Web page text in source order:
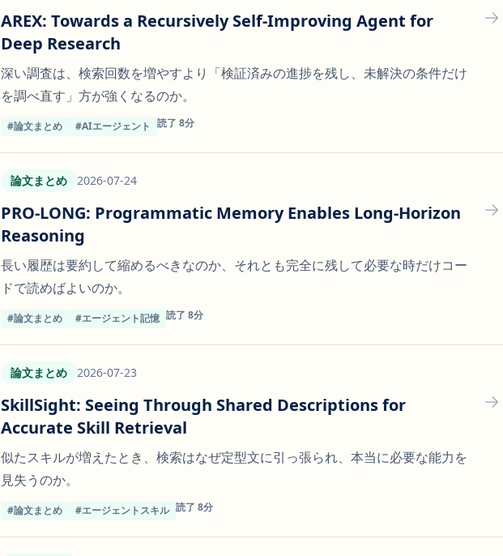
AREX: Towards a Recursively Self-Improving Agent for
Deep Research
深い調査は、検索回数を増やすより「検証済みの進捗を残し、未解決の条件だけ
を調べ直す」方が強くなるのか。
#論文まとめ #AIエージェント 読了 8分
論文まとめ 2026-07-24
PRO-LONG: Programmatic Memory Enables Long-Horizon
Reasoning
長い履歴は要約して縮めるべきなのか、それとも完全に残して必要な時だけコー
ドで読めばよいのか。
#論文まとめ #エージェント記憶 読了 8分
論文まとめ 2026-07-23
SkillSight: Seeing Through Shared Descriptions for
Accurate Skill Retrieval
似たスキルが増えたとき、検索はなぜ定型文に引っ張られ、本当に必要な能力を
見失うのか。
#論文まとめ #エージェントスキル 読了 8分